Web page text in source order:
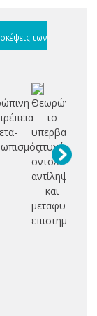
των
Θεωρώντας
το
υπερβατικό:
πτυχές
οντολογικής
αντίληψης
και
μεταφυσικής